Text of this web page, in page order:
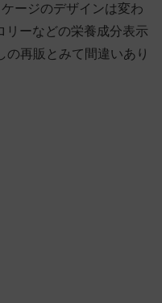
ージのデザインは変わ
リーなどの栄養成分表示
の再販とみて間違いあり